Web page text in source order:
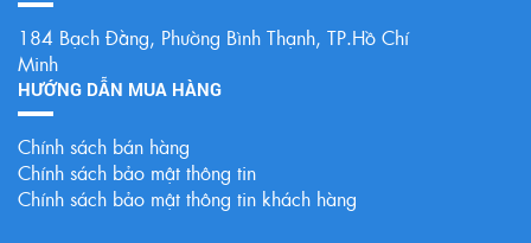
184 Bạch Đằng, Phường Bình Thạnh, TP.Hồ Chí
Minh
HƯỚNG DẪN MUA HÀNG
Chính sách bán hàng
Chính sách bảo mật thông tin
Chính sách bảo mật thông tin khách hàng